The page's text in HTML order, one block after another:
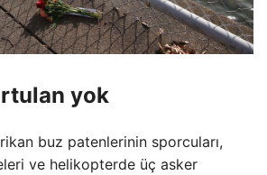
yok
buz patenlerinin sporcuları,
ve helikopterde üç asker